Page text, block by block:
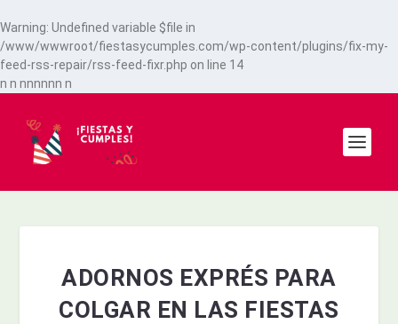
Warning: Undefined variable $file in
/www/wwwroot/fiestasycumples.com/wp-content/plugins/fix-my-
feed-rss-repair/rss-feed-fixr.php on line 14
n n nnnnnn n
ADORNOS EXPRÉS PARA
COLGAR EN LAS FIESTAS